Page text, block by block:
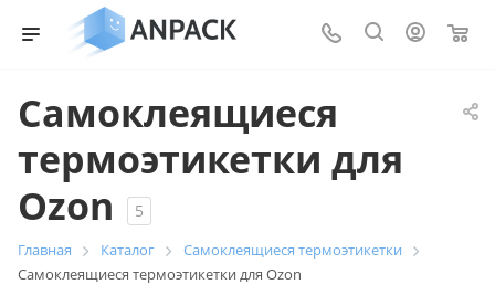
0
Самоклеящиеся
термоэтикетки для
Ozon
5
Главная Каталог
Самоклеящиеся термоэтикетки
Самоклеящиеся термоэтикетки для Ozon